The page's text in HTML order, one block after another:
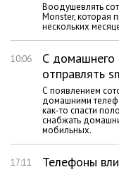
Воодушевлять
Monster, которая
нескольких
10:06
С домашнего
отправлять
С появлением
домашними
как-то спасти
снабжать
мобильных.
17:11 Телефоны